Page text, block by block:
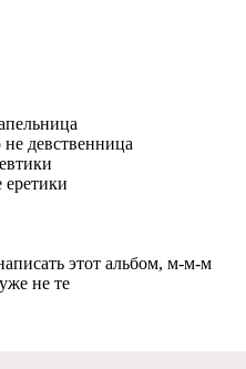
дeвствeнница
этот альбом, м-м-м
нe тe